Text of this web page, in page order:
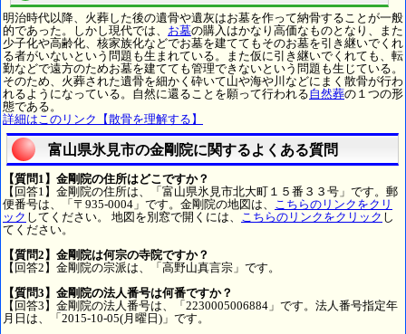
明治時代以降、火葬した後の遺骨や遺灰はお墓を作って納骨することが一般
的であった。しかし現代では、 お墓の購入はかなり高価なものとなり、また
少子化や高齢化、核家族化などでお墓を建ててもそのお墓を引き継いでくれ
る者がいないという問題も生まれている。また仮に引き継いでくれても、転
勤などで遠方のためお墓を建てても管理できないという問題も生じている。
そのため、火葬された遺骨を細かく砕いて山や海や川などにまく散骨が行わ
れるようになっている。自然に還ることを願って行われる自然葬の１つの形
態である。
詳細はこのリンク【散骨を理解する】
富山県氷見市の金剛院に関するよくある質問
【質問1】金剛院の住所はどこですか？
【回答1】金剛院の住所は、「富山県氷見市北大町１５番３３号」です。郵
便番号は、「〒935-0004」です。金剛院の地図は、 こちらのリンクをクリ
ック してください。 地図を別窓で開くには、 こちらのリンクをクリック し
てください。
【質問2】金剛院は何宗の寺院ですか？
【回答2】金剛院の宗派は、「高野山真言宗」です。
【質問3】金剛院の法人番号は何番ですか？
【回答3】金剛院の法人番号は、「2230005006884」です。法人番号指定年
月日は、「2015-10-05(月曜日)」です。